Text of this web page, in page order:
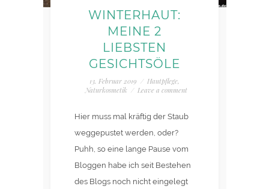
WINTERHAUT:
MEINE 2
LIEBSTEN
GESICHTSÖLE
13. Februar 2019 / Hautpflege,
Naturkosmetik / Leave a comment
Hier muss mal kräftig der Staub
weggepustet werden, oder?
Puhh, so eine lange Pause vom
Bloggen habe ich seit Bestehen
des Blogs noch nicht eingelegt